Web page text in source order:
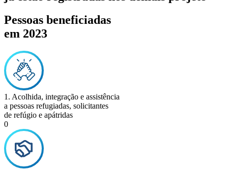
Pessoas beneficiadas
em 2023
1. Acolhida, integração e assistência
a pessoas refugiadas, solicitantes
de refúgio e apátridas
0